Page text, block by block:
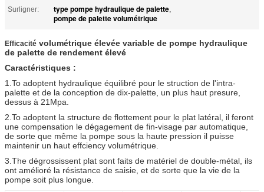
Surligner:
type pompe hydraulique de palette,
pompe de palette volumétrique
Efficacité volumétrique élevée variable de pompe hydraulique
de palette de rendement élevé
Caractéristiques :
1.To adoptent hydraulique équilibré pour le struction de l'intra-
palette et de la conception de dix-palette, un plus haut presure,
dessus à 21Mpa.
2.To adoptent la structure de flottement pour le plat latéral, il feront
une compensation le dégagement de fin-visage par automatique,
de sorte que même la pompe sous la haute pression il puisse
maintenir un haut effciency volumétrique.
3.The dégrossissent plat sont faits de matériel de double-métal, ils
ont amélioré la résistance de saisie, et de sorte que la vie de la
pompe soit plus longue.